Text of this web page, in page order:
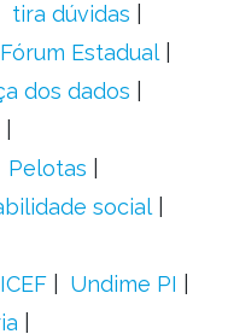
tira dúvidas
Fórum Estadual
dos dados
Pelotas
social
Undime PI